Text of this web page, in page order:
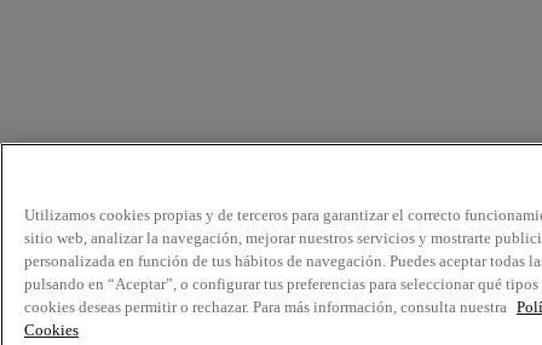
Utilizamos cookies propias y de terceros para garantizar el correcto
sitio web, analizar la navegación, mejorar nuestros servicios y mostrarte
personalizada en función de tus hábitos de navegación. Puedes aceptar todas
pulsando en “Aceptar”, o configurar tus preferencias para seleccionar qué tipos
cookies deseas permitir o rechazar. Para más información, consulta nuestra
Cookies